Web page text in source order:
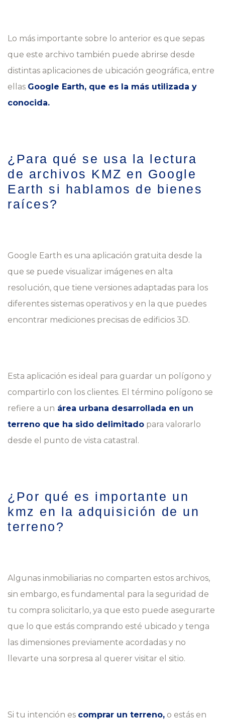
Lo más importante sobre lo anterior es que sepas
que este archivo también puede abrirse desde
distintas aplicaciones de ubicación geográfica, entre
ellas Google Earth, que es la más utilizada y
conocida.
¿Para qué se usa la lectura
de archivos KMZ en Google
Earth si hablamos de bienes
raíces?
Google Earth es una aplicación gratuita desde la
que se puede visualizar imágenes en alta
resolución, que tiene versiones adaptadas para los
diferentes sistemas operativos y en la que puedes
encontrar mediciones precisas de edificios 3D.
Esta aplicación es ideal para guardar un polígono y
compartirlo con los clientes. El término polígono se
refiere a un área urbana desarrollada en un
terreno que ha sido delimitado para valorarlo
desde el punto de vista catastral.
¿Por qué es importante un
kmz en la adquisición de un
terreno?
Algunas inmobiliarias no comparten estos archivos,
sin embargo, es fundamental para la seguridad de
tu compra solicitarlo, ya que esto puede asegurarte
que lo que estás comprando esté ubicado y tenga
las dimensiones previamente acordadas y no
llevarte una sorpresa al querer visitar el sitio.
Si tu intención es comprar un terreno, o estás en